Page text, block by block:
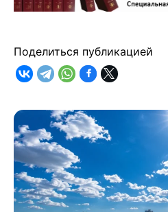
Поделиться публикацией